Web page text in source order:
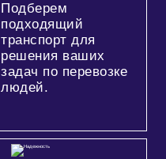
Подберем
подходящий
транспорт для
решения ваших
задач по перевозке
людей.